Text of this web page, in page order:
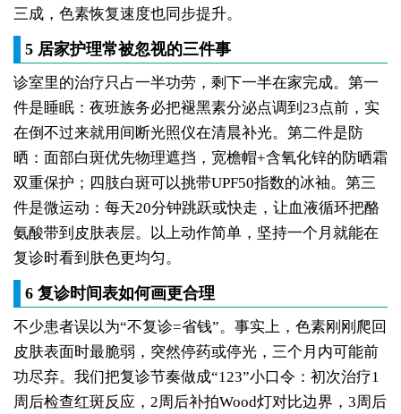
三成，色素恢复速度也同步提升。
5 居家护理常被忽视的三件事
诊室里的治疗只占一半功劳，剩下一半在家完成。第一
件是睡眠：夜班族务必把褪黑素分泌点调到23点前，实
在倒不过来就用间断光照仪在清晨补光。第二件是防
晒：面部白斑优先物理遮挡，宽檐帽+含氧化锌的防晒霜
双重保护；四肢白斑可以挑带UPF50指数的冰袖。第三
件是微运动：每天20分钟跳跃或快走，让血液循环把酪
氨酸带到皮肤表层。以上动作简单，坚持一个月就能在
复诊时看到肤色更均匀。
6 复诊时间表如何画更合理
不少患者误以为“不复诊=省钱”。事实上，色素刚刚爬回
皮肤表面时最脆弱，突然停药或停光，三个月内可能前
功尽弃。我们把复诊节奏做成“123”小口令：初次治疗1
周后检查红斑反应，2周后补拍Wood灯对比边界，3周后